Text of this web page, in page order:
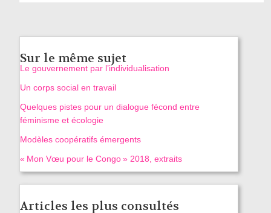
Sur le même sujet
Le gouvernement par l’individualisation
Un corps social en travail
Quelques pistes pour un dialogue fécond entre
féminisme et écologie
Modèles coopératifs émergents
« Mon Vœu pour le Congo » 2018, extraits
Articles les plus consultés